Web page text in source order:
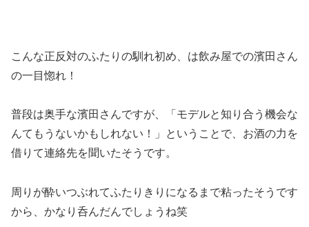
こんな正反対のふたりの馴れ初め、は飲み屋での濱田さん
の一目惚れ！
普段は奥手な濱田さんですが、「モデルと知り合う機会な
んてもうないかもしれない！」ということで、お酒の力を
借りて連絡先を聞いたそうです。
周りが酔いつぶれてふたりきりになるまで粘ったそうです
から、かなり呑んだんでしょうね笑